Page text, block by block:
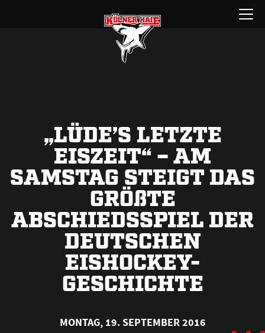
Menü
öffnen
„LÜDE’S LETZTE
EISZEIT“ – AM
SAMSTAG STEIGT DAS
GRÖßTE
ABSCHIEDSSPIEL DER
DEUTSCHEN
EISHOCKEY-
GESCHICHTE
MONTAG, 19. SEPTEMBER 2016